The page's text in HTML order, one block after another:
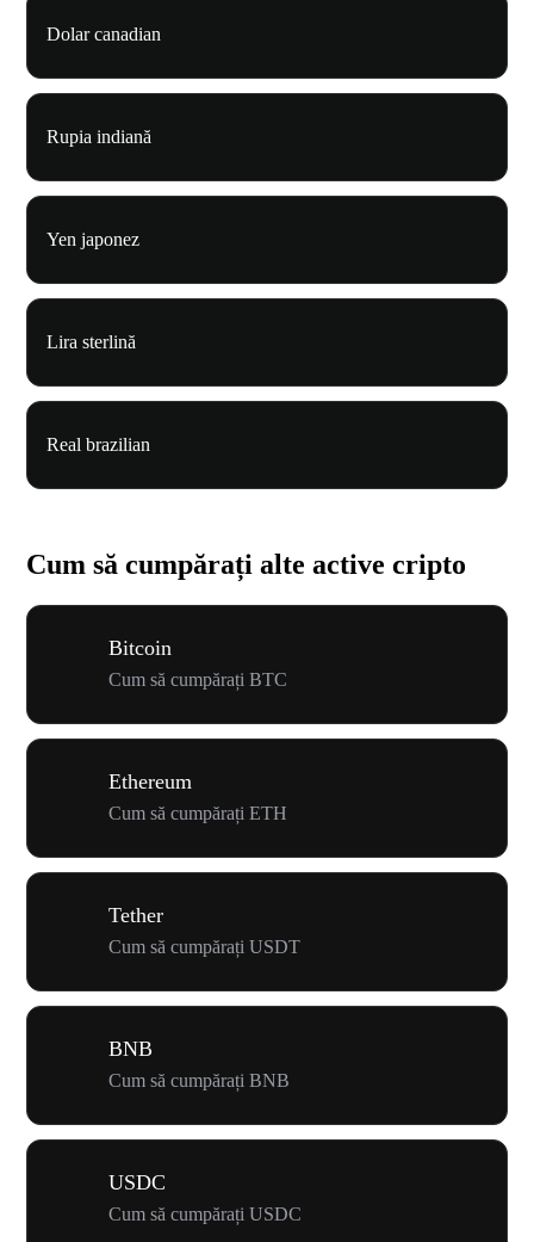
Dolar canadian
Rupia indiană
Yen japonez
Lira sterlină
Real brazilian
Cum să cumpărați alte active cripto
Bitcoin
Cum să cumpărați BTC
Ethereum
Cum să cumpărați ETH
Tether
Cum să cumpărați USDT
BNB
Cum să cumpărați BNB
USDC
Cum să cumpărați USDC